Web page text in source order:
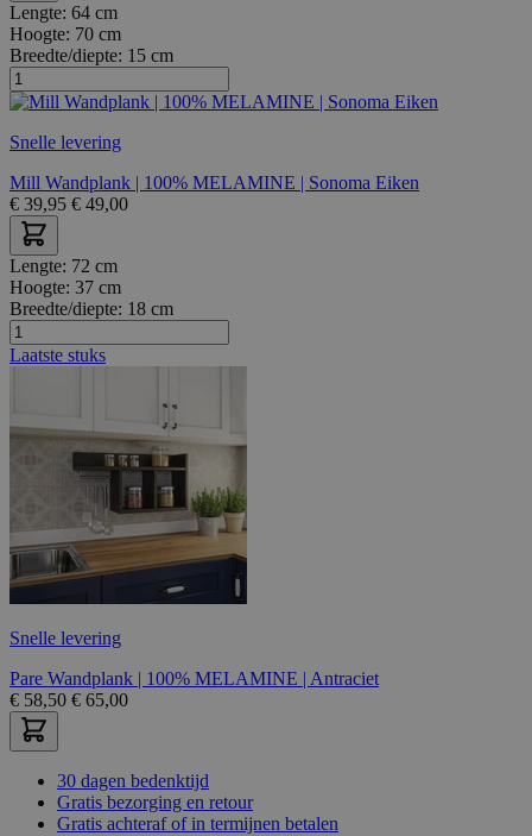
Lengte: 64 cm
Hoogte: 70 cm
Breedte/diepte: 15 cm
Snelle levering
Mill Wandplank | 100% MELAMINE | Sonoma Eiken
€ 39,95 € 49,00
Lengte: 72 cm
Hoogte: 37 cm
Breedte/diepte: 18 cm
Laatste stuks
Snelle levering
Pare Wandplank | 100% MELAMINE | Antraciet
€ 58,50 € 65,00
30 dagen bedenktijd
Gratis bezorging en retour
Gratis achteraf of in termijnen betalen